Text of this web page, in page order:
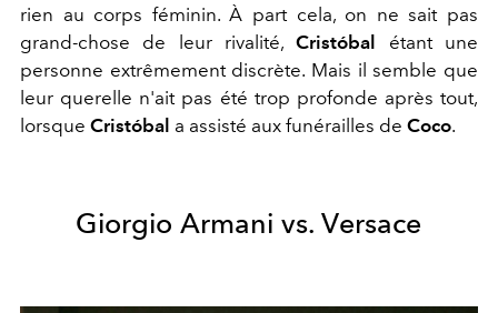
rien au corps féminin. À part cela, on ne sait pas
grand-chose de leur rivalité,Cristóbal étant une
personne extrêmement discrète. Mais il semble que
leur querelle n'ait pas été trop profonde après tout,
lorsque Cristóbal a assisté aux funérailles de Coco.
Giorgio Armani vs. Versace